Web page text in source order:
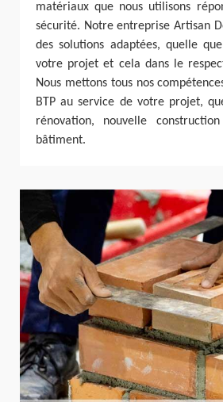
matériaux que nous utilisons
sécurité. Notre entreprise Artisan
des solutions adaptées, quelle
votre projet et cela dans le
Nous mettons tous nos
BTP au service de votre projet,
rénovation, nouvelle
bâtiment.